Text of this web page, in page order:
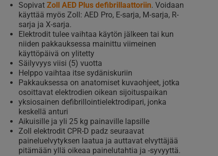
Sopivat Zoll AED Plus defibrillaattoriin. Voidaan
käyttää myös Zoll: AED Pro, E-sarja, M-sarja, R-
sarja ja X-sarja.
Elektrodit tulee vaihtaa käytön jälkeen tai kun
niiden pakkauksessa mainittu viimeinen
käyttöpäivä on ylitetty
Säilyvyys viisi (5) vuotta
Helppo vaihtaa itse sydäniskuriin
Pakkauksessa on anatomiset kuvaohjeet, jotka
osoittavat elektrodien oikean sijoituspaikan
yksiosainen defibrillointielektrodipari, jonka
keskellä anturi
Aikuisille ja yli 25 kg painaville lapsille
Zoll elektrodit CPR-D padz seuraavat
paineluelvytyksen laatua ja auttavat elvyttäjää
pitämään yllä oikeaa painelutahtia ja -syvyyttä.